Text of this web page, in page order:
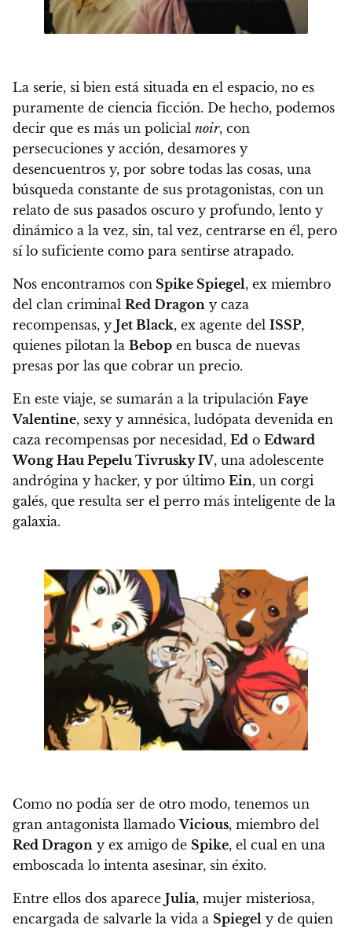
La serie, si bien está situada en el espacio, no es
puramente de ciencia ficción. De hecho, podemos
decir que es más un policial noir, con
persecuciones y acción, desamores y
desencuentros y, por sobre todas las cosas, una
búsqueda constante de sus protagonistas, con un
relato de sus pasados oscuro y profundo, lento y
dinámico a la vez, sin, tal vez, centrarse en él, pero
sí lo suficiente como para sentirse atrapado.
Nos encontramos con Spike Spiegel, ex miembro
del clan criminal Red Dragon y caza
recompensas, y Jet Black, ex agente del ISSP,
quienes pilotan la Bebop en busca de nuevas
presas por las que cobrar un precio.
En este viaje, se sumarán a la tripulación Faye
Valentine, sexy y amnésica, ludópata devenida en
caza recompensas por necesidad, Ed o Edward
Wong Hau Pepelu Tivrusky IV, una adolescente
andrógina y hacker, y por último Ein, un corgi
galés, que resulta ser el perro más inteligente de la
galaxia.
Como no podía ser de otro modo, tenemos un
gran antagonista llamadoVicious, miembro del
Red Dragon y ex amigo de Spike, el cual en una
emboscada lo intenta asesinar, sin éxito.
Entre ellos dos aparece Julia, mujer misteriosa,
encargada de salvarle la vida a Spiegel y de quien